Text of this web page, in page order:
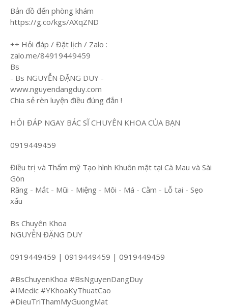
Bản đồ đến phòng khám
https://g.co/kgs/AXqZND
++ Hỏi đáp / Đặt lịch / Zalo :
zalo.me/84919449459
Bs
- Bs NGUYỄN ĐẶNG DUY -
www.nguyendangduy.com
Chia sẻ rèn luyện điều đúng đắn !
HỎI ĐÁP NGAY BÁC SĨ CHUYÊN KHOA CỦA BẠN
0919449459
Điều trị và Thẩm mỹ Tạo hình Khuôn mặt tại Cà Mau và Sài
Gòn
Răng - Mắt - Mũi - Miệng - Môi - Má - Cằm - Lỗ tai - Sẹo
xấu
Bs Chuyên Khoa
NGUYỄN ĐẶNG DUY
0919449459 | 0919449459 | 0919449459
#BsChuyenKhoa #BsNguyenDangDuy
#IMedic #YKhoaKyThuatCao
#DieuTriThamMyGuongMat